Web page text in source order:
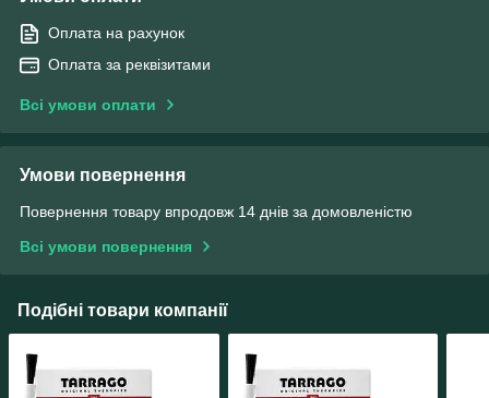
Оплата на рахунок
Оплата за реквізитами
Всі умови оплати
Умови повернення
Повернення товару впродовж 14 днів за домовленістю
Всі умови повернення
Подібні товари компанії